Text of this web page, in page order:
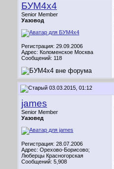
БУМ4х4
Senior Member
Уазовод
Регистрация: 29.09.2006
Адрес: Коломенское Москва
Сообщений: 118
03.03.2015, 01:12
james
Senior Member
Уазовед
Регистрация: 28.07.2006
Адрес: Орехово-Борисово;
Люберцы Красногорская
Сообщений: 5,908